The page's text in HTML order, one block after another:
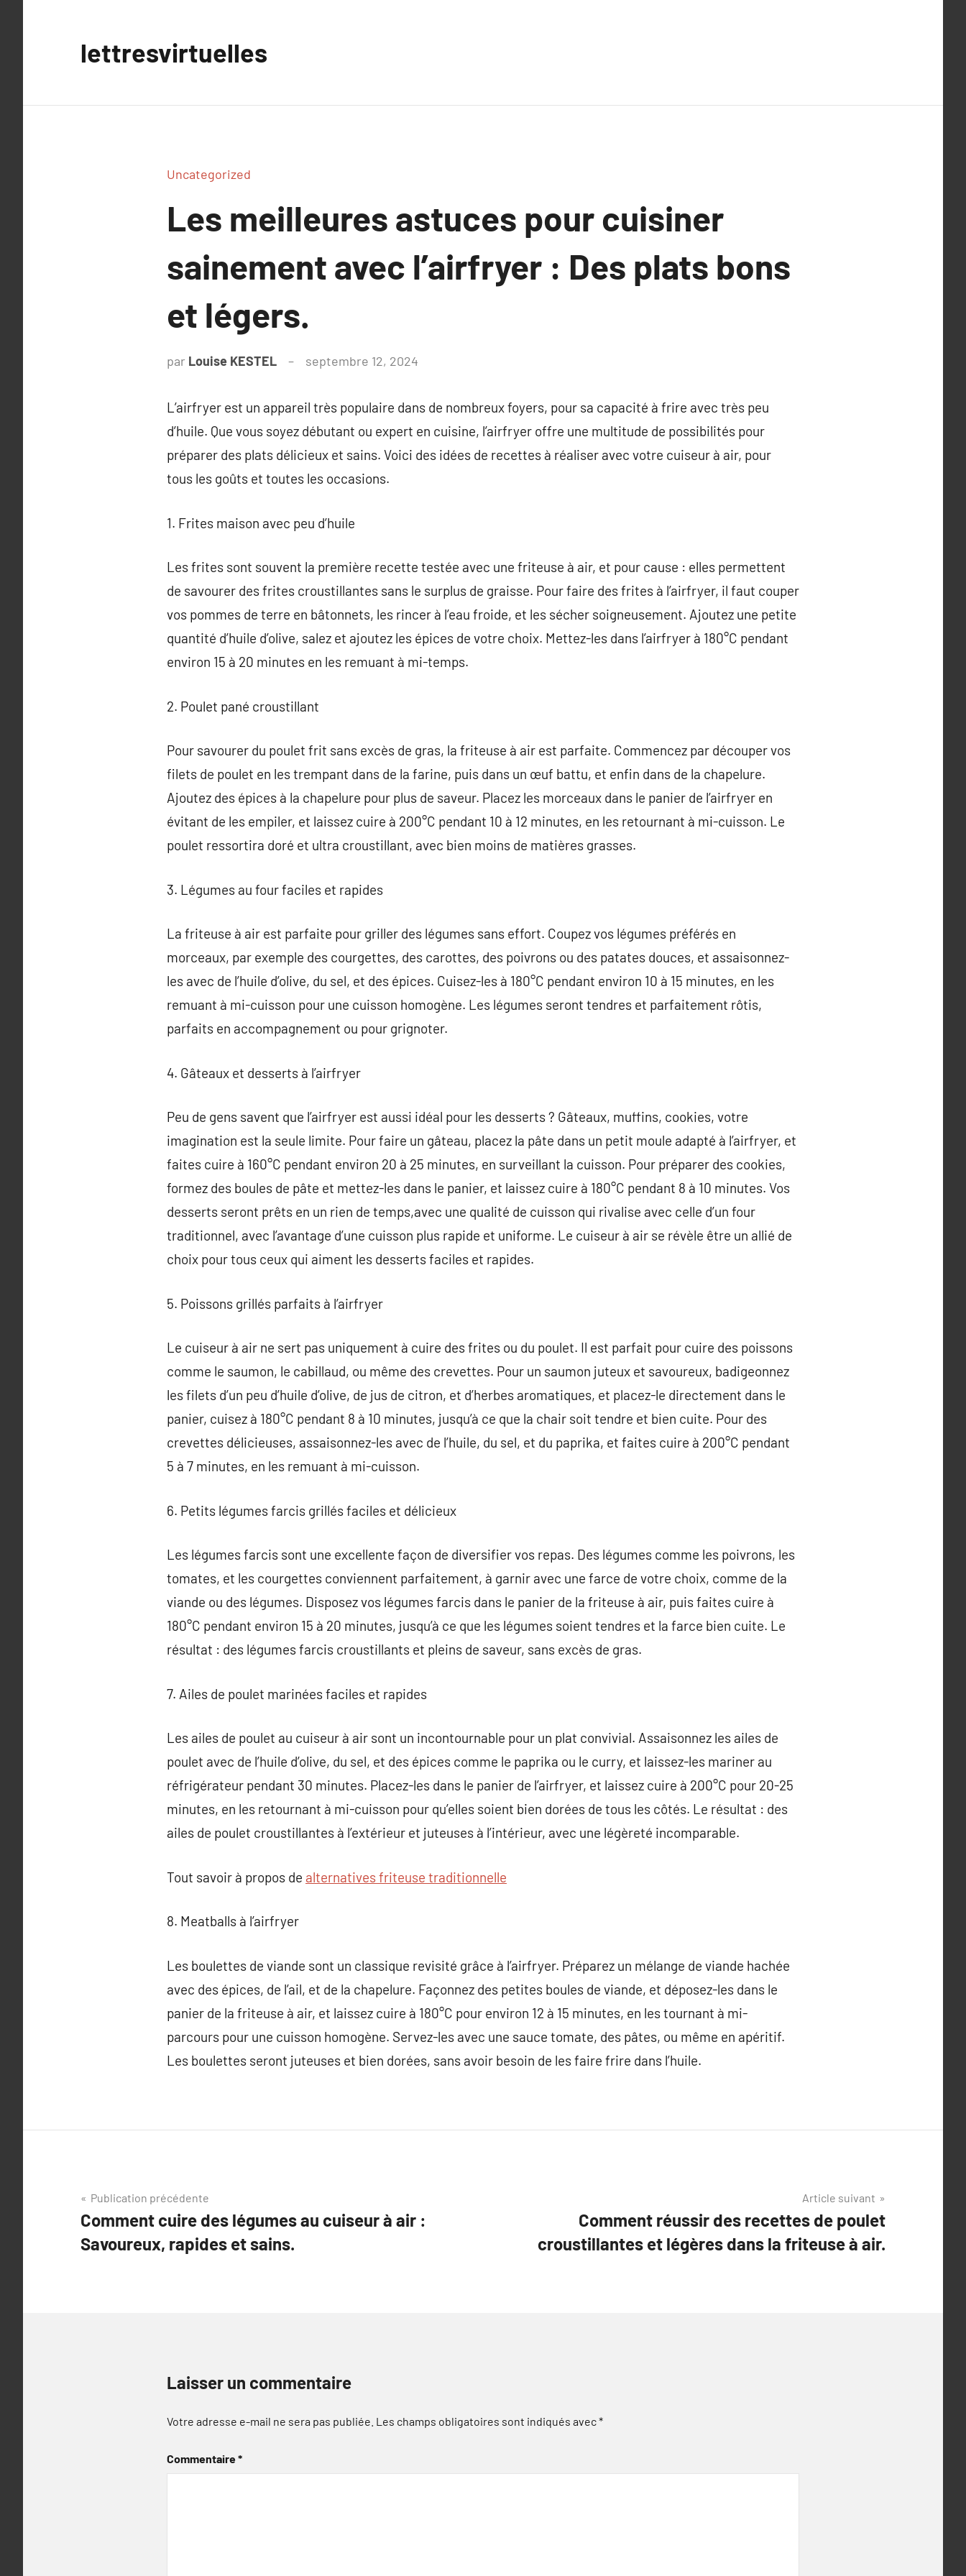
lettresvirtuelles
Uncategorized
Les meilleures astuces pour cuisiner
sainement avec l’airfryer : Des plats bons
et légers.
par Louise KESTEL septembre 12, 2024
L’airfryer est un appareil très populaire dans de nombreux foyers, pour sa capacité à frire avec très peu
d’huile. Que vous soyez débutant ou expert en cuisine, l’airfryer offre une multitude de possibilités pour
préparer des plats délicieux et sains. Voici des idées de recettes à réaliser avec votre cuiseur à air, pour
tous les goûts et toutes les occasions.
1. Frites maison avec peu d’huile
Les frites sont souvent la première recette testée avec une friteuse à air, et pour cause : elles permettent
de savourer des frites croustillantes sans le surplus de graisse. Pour faire des frites à l’airfryer, il faut couper
vos pommes de terre en bâtonnets, les rincer à l’eau froide, et les sécher soigneusement. Ajoutez une petite
quantité d’huile d’olive, salez et ajoutez les épices de votre choix. Mettez-les dans l’airfryer à 180°C pendant
environ 15 à 20 minutes en les remuant à mi-temps.
2. Poulet pané croustillant
Pour savourer du poulet frit sans excès de gras, la friteuse à air est parfaite. Commencez par découper vos
filets de poulet en les trempant dans de la farine, puis dans un œuf battu, et enfin dans de la chapelure.
Ajoutez des épices à la chapelure pour plus de saveur. Placez les morceaux dans le panier de l’airfryer en
évitant de les empiler, et laissez cuire à 200°C pendant 10 à 12 minutes, en les retournant à mi-cuisson. Le
poulet ressortira doré et ultra croustillant, avec bien moins de matières grasses.
3. Légumes au four faciles et rapides
La friteuse à air est parfaite pour griller des légumes sans effort. Coupez vos légumes préférés en
morceaux, par exemple des courgettes, des carottes, des poivrons ou des patates douces, et assaisonnez-
les avec de l’huile d’olive, du sel, et des épices. Cuisez-les à 180°C pendant environ 10 à 15 minutes, en les
remuant à mi-cuisson pour une cuisson homogène. Les légumes seront tendres et parfaitement rôtis,
parfaits en accompagnement ou pour grignoter.
4. Gâteaux et desserts à l’airfryer
Peu de gens savent que l’airfryer est aussi idéal pour les desserts ? Gâteaux, muffins, cookies, votre
imagination est la seule limite. Pour faire un gâteau, placez la pâte dans un petit moule adapté à l’airfryer, et
faites cuire à 160°C pendant environ 20 à 25 minutes, en surveillant la cuisson. Pour préparer des cookies,
formez des boules de pâte et mettez-les dans le panier, et laissez cuire à 180°C pendant 8 à 10 minutes. Vos
desserts seront prêts en un rien de temps,avec une qualité de cuisson qui rivalise avec celle d’un four
traditionnel, avec l’avantage d’une cuisson plus rapide et uniforme. Le cuiseur à air se révèle être un allié de
choix pour tous ceux qui aiment les desserts faciles et rapides.
5. Poissons grillés parfaits à l’airfryer
Le cuiseur à air ne sert pas uniquement à cuire des frites ou du poulet. Il est parfait pour cuire des poissons
comme le saumon, le cabillaud, ou même des crevettes. Pour un saumon juteux et savoureux, badigeonnez
les filets d’un peu d’huile d’olive, de jus de citron, et d’herbes aromatiques, et placez-le directement dans le
panier, cuisez à 180°C pendant 8 à 10 minutes, jusqu’à ce que la chair soit tendre et bien cuite. Pour des
crevettes délicieuses, assaisonnez-les avec de l’huile, du sel, et du paprika, et faites cuire à 200°C pendant
5 à 7 minutes, en les remuant à mi-cuisson.
6. Petits légumes farcis grillés faciles et délicieux
Les légumes farcis sont une excellente façon de diversifier vos repas. Des légumes comme les poivrons, les
tomates, et les courgettes conviennent parfaitement, à garnir avec une farce de votre choix, comme de la
viande ou des légumes. Disposez vos légumes farcis dans le panier de la friteuse à air, puis faites cuire à
180°C pendant environ 15 à 20 minutes, jusqu’à ce que les légumes soient tendres et la farce bien cuite. Le
résultat : des légumes farcis croustillants et pleins de saveur, sans excès de gras.
7. Ailes de poulet marinées faciles et rapides
Les ailes de poulet au cuiseur à air sont un incontournable pour un plat convivial. Assaisonnez les ailes de
poulet avec de l’huile d’olive, du sel, et des épices comme le paprika ou le curry, et laissez-les mariner au
réfrigérateur pendant 30 minutes. Placez-les dans le panier de l’airfryer, et laissez cuire à 200°C pour 20-25
minutes, en les retournant à mi-cuisson pour qu’elles soient bien dorées de tous les côtés. Le résultat : des
ailes de poulet croustillantes à l’extérieur et juteuses à l’intérieur, avec une légèreté incomparable.
Tout savoir à propos de alternatives friteuse traditionnelle
8. Meatballs à l’airfryer
Les boulettes de viande sont un classique revisité grâce à l’airfryer. Préparez un mélange de viande hachée
avec des épices, de l’ail, et de la chapelure. Façonnez des petites boules de viande, et déposez-les dans le
panier de la friteuse à air, et laissez cuire à 180°C pour environ 12 à 15 minutes, en les tournant à mi-
parcours pour une cuisson homogène. Servez-les avec une sauce tomate, des pâtes, ou même en apéritif.
Les boulettes seront juteuses et bien dorées, sans avoir besoin de les faire frire dans l’huile.
Navigation
de
l’article
Publication précédente
Comment cuire des légumes au cuiseur à air :
Savoureux, rapides et sains.
Article suivant
Comment réussir des recettes de poulet
croustillantes et légères dans la friteuse à air.
Laisser un commentaire
Votre adresse e-mail ne sera pas publiée. Les champs obligatoires sont indiqués avec*
Commentaire*